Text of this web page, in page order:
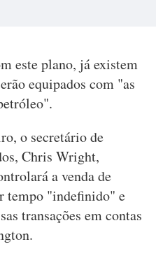
este plano, já existem
equipados com "as
o secretário de
Chris Wright,
a venda de
tempo "indefinido" e
transações em contas